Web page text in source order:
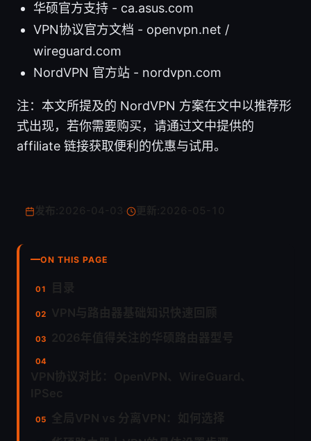
华硕官方支持 - ca.asus.com
VPN协议官方文档 - openvpn.net /
wireguard.com
NordVPN 官方站 - nordvpn.com
注：本文所提及的 NordVPN 方案在文中以推荐形
式出现，若你需要购买，请通过文中提供的
affiliate 链接获取便利的优惠与试用。
更新:
ON THIS PAGE